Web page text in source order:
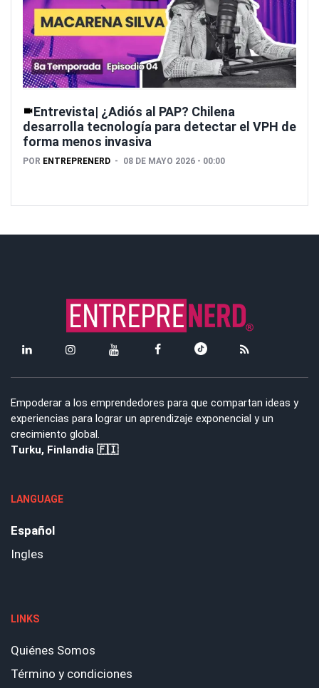
Entrevista| ¿Adiós al PAP? Chilena
desarrolla tecnología para detectar el VPH de
forma menos invasiva
POR ENTREPRENERD 08 DE MAYO 2026 - 00:00
Empoderar a los emprendedores para que compartan ideas y
experiencias para lograr un aprendizaje exponencial y un
crecimiento global.
Turku, Finlandia 🇫🇮
LANGUAGE
Español
Ingles
LINKS
Quiénes Somos
Término y condiciones